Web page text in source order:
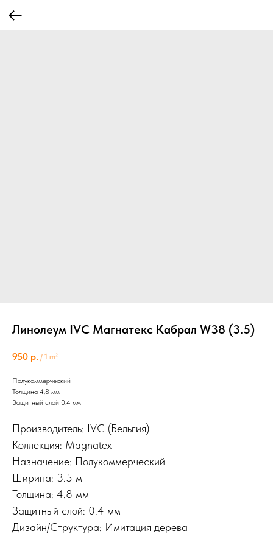
Линолеум IVC Магнатекс Кабрал W38 (3.5)
950 р. / 1 m²
Полукоммерческий
Толщина 4.8 мм
Защитный слой 0.4 мм
Производитель: IVC (Бельгия)
Коллекция: Magnatex
Назначение: Полукоммерческий
Ширина: 3.5 м
Толщина: 4.8 мм
Защитный слой: 0.4 мм
Дизайн/Структура: Имитация дерева